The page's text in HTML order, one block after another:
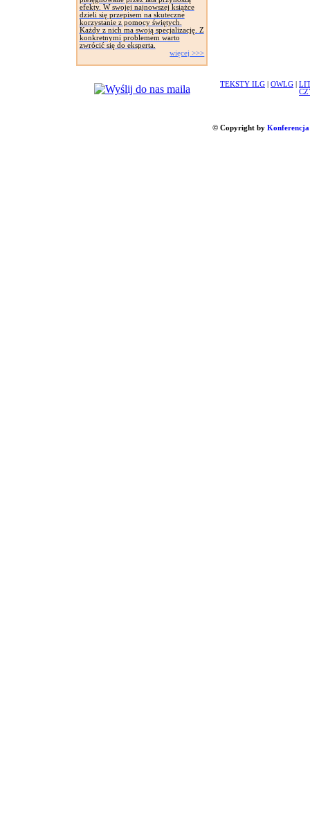
efekty. W swojej najnowszej książce
dzieli się przepisem na skuteczne
korzystanie z pomocy świętych.
Każdy z nich ma swoją specjalizację. Z
konkretnymi problemem warto
zwrócić się do eksperta.
więcej >>>
TEKSTY ILG OWLG
© Copyright by Konferencja